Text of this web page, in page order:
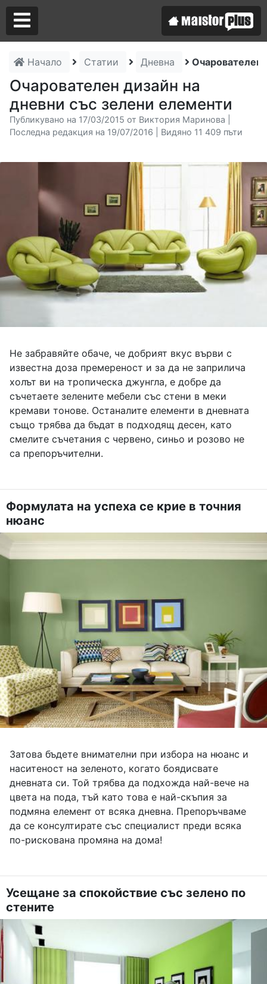
Начало Статии Дневна Очарователен
Очарователен дизайн на
дневни със зелени елементи
Публикувано на 17/03/2015 от Виктория Маринова |
Последна редакция на 19/07/2016 | Видяно 11 409 пъти
Не забравяйте обаче, че добрият вкус върви с
известна доза премереност и за да не заприлича
холът ви на тропическа джунгла, е добре да
съчетаете зелените мебели със стени в меки
кремави тонове. Останалите елементи в дневната
също трябва да бъдат в подходящ десен, като
смелите съчетания с червено, синьо и розово не
са препоръчителни.
Формулата на успеха се крие в точния
нюанс
Затова бъдете внимателни при избора на нюанс и
наситеност на зеленото, когато боядисвате
дневната си. Той трябва да подхожда най-вече на
цвета на пода, тъй като това е най-скъпия за
подмяна елемент от всяка дневна. Препоръчваме
да се консултирате със специалист преди всяка
по-рискована промяна на дома!
Усещане за спокойствие със зелено по
стените
Аз съм майстор
Търся майстор